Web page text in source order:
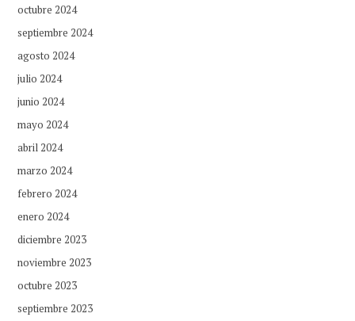
octubre 2024
septiembre 2024
agosto 2024
julio 2024
junio 2024
mayo 2024
abril 2024
marzo 2024
febrero 2024
enero 2024
diciembre 2023
noviembre 2023
octubre 2023
septiembre 2023